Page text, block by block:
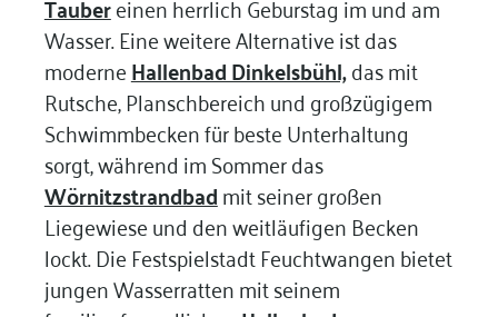
Wasser. Eine weitere Alternative ist das
moderneHallenbad Dinkelsbühl,das mit
Rutsche, Planschbereich und großzügigem
Schwimmbecken für beste Unterhaltung
sorgt, während im Sommer das
Wörnitzstrandbadmit seiner großen
Liegewiese und den weitläufigen Becken
lockt. Die Festspielstadt Feuchtwangen bietet
jungen Wasserratten mit seinem